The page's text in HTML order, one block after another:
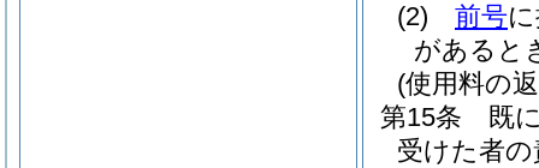
(2)
前号
があると
(使用料の
第15条
既
受けた者